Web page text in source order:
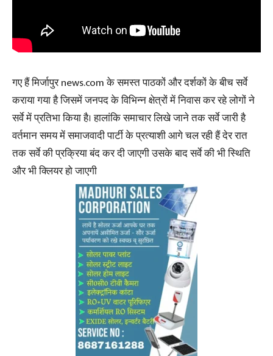
गए हैं मिर्जापुर news.com के समस्त पाठकों और दर्शकों के बीच सर्वे
कराया गया है जिसमें जनपद के विभिन्न क्षेत्रों में निवास कर रहे लोगों ने
सर्वे में प्रतिभा किया है। हालांकि समाचार लिखे जाने तक सर्वे जारी है
वर्तमान समय में समाजवादी पार्टी के प्रत्याशी आगे चल रही हैं देर रात
तक सर्वे की प्रक्रिया बंद कर दी जाएगी उसके बाद सर्वे की भी स्थिति
और भी क्लियर हो जाएगी